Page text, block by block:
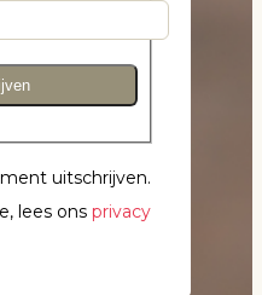
uitschrijven.
lees ons privacy